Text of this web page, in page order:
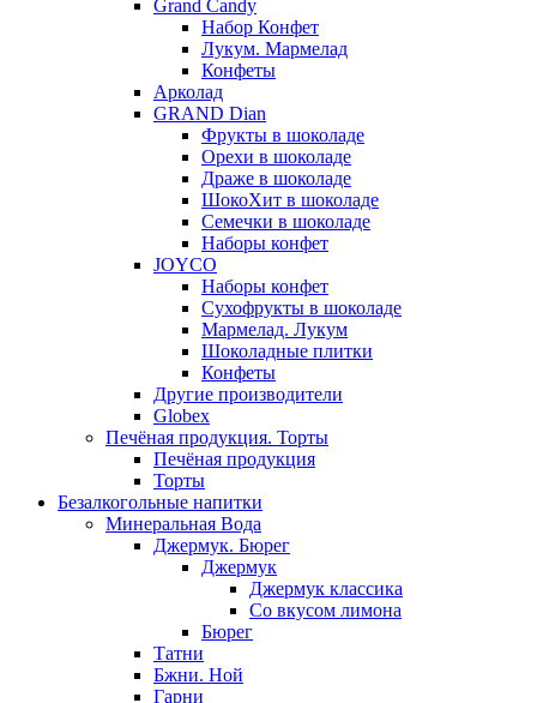
Grand Candy
Набор Конфет
Лукум. Мармелад
Конфеты
Арколад
GRAND Dian
Фрукты в шоколаде
Орехи в шоколаде
Драже в шоколаде
ШокоХит в шоколаде
Семечки в шоколаде
Наборы конфет
JOYCO
Наборы конфет
Сухофрукты в шоколаде
Мармелад. Лукум
Шоколадные плитки
Конфеты
Другие производители
Globex
Печёная продукция. Торты
Печёная продукция
Торты
Безалкогольные напитки
Минеральная Вода
Джермук. Бюрег
Джермук
Джермук классика
Со вкусом лимона
Бюрег
Татни
Бжни. Ной
Гарни